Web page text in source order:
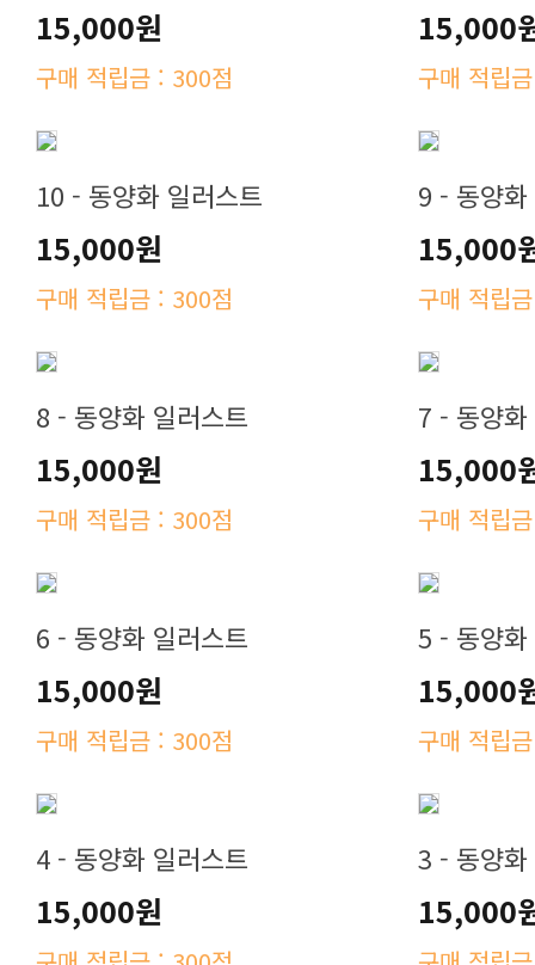
15,000원
구매 적립금 : 300점
15,000
구매 적립
10 - 동양화 일러스트
15,000원
구매 적립금 : 300점
9 - 동양
15,000
구매 적립
8 - 동양화 일러스트
15,000원
구매 적립금 : 300점
7 - 동양
15,000
구매 적립
6 - 동양화 일러스트
15,000원
구매 적립금 : 300점
5 - 동양
15,000
구매 적립
4 - 동양화 일러스트
15,000원
3 - 동양
15,000